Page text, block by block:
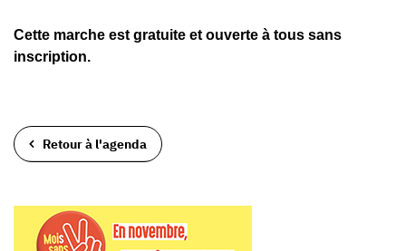
Cette marche est gratuite et ouverte à tous sans
inscription.
Retour à l'agenda